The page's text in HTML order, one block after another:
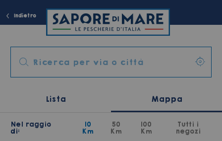
Indietro
Nel raggio
di:
10
Km
50
Km
100
Km
Tutti i
negozi
Lista Mappa